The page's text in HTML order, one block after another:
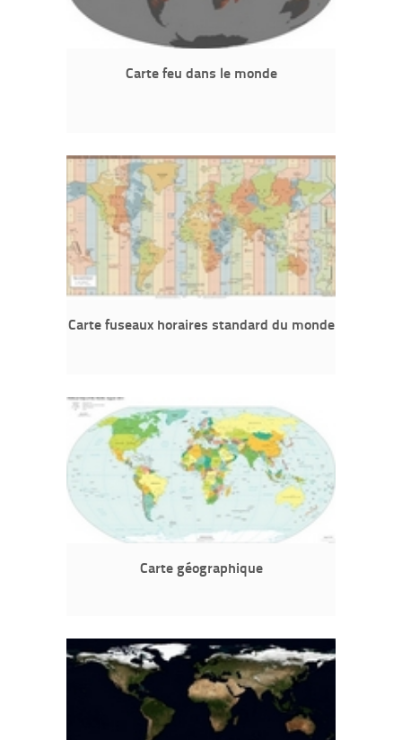
Carte feu dans le monde
Carte fuseaux horaires standard du monde
Carte géographique